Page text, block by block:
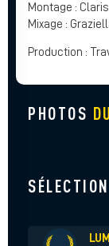
Montage :
Mixage :
Production :
PHOTOS
SÉLECTION